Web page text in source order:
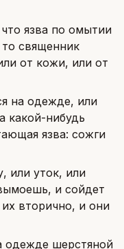
язва по омытии
священник
от кожи, или от
на одежде, или
какой-нибудь
язва: сожги
или уток, или
и сойдет
вторично, и они
одежде шерстяной